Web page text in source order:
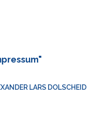
LARS DOLSCHEID